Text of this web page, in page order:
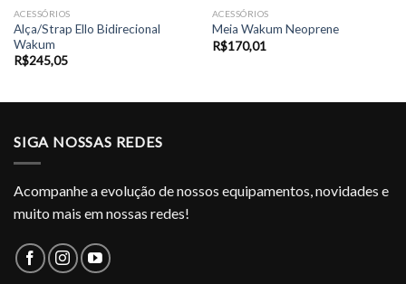
ACESSÓRIOS
Alça/Strap Ello Bidirecional
Wakum
R$245,05
ACESSÓRIOS
Meia Wakum Neoprene
R$170,01
SIGA NOSSAS REDES
Acompanhe a evolução de nossos equipamentos, novidades e
muito mais em nossas redes!